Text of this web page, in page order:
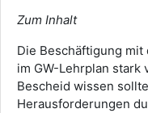
Zum Inhalt
Die Beschäftigung
im GW-Lehrplan
Bescheid wissen
Herausforderungen